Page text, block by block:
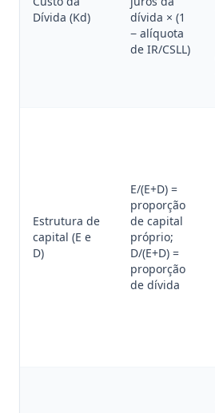
Dívida (Kd)
dívida × (1
− alíquota
de IR/CSLL)
Estrutura de
capital (E e
D)
E/(E+D) =
proporção
de capital
próprio;
D/(E+D) =
proporção
de dívida